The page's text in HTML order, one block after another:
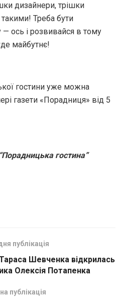
дизайнери, трішки
Треба бути
ось і розвивайся в тому
майбутнє!
гостини уже можна
газети «Порадниця» від 5
гостина”
публікація
Шевченка відкрилась
Олексія Потапенка
публікація